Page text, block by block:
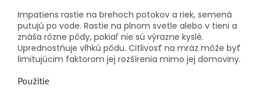
Impatiens rastie na brehoch potokov a riek, semená
putujú po vode. Rastie na plnom svetle alebo v tieni a
znáša rôzne pôdy, pokiaľ nie sú výrazne kyslé.
Uprednostňuje vlhkú pôdu. Citlivosť na mráz môže byť
limitujúcim faktorom jej rozšírenia mimo jej domoviny.
Použitie